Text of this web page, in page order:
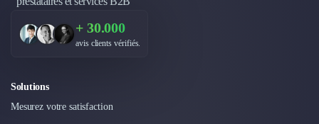
+ 30.000
avis clients vérifiés.
Solutions
Mesurez votre satisfaction